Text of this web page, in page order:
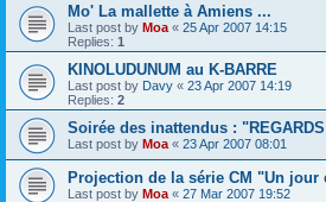
Mo' La mallette à Amiens ...
Last post by Moa « 25 Apr 2007 14:15
Replies: 1
KINOLUDUNUM au K-BARRE
Last post by Davy « 23 Apr 2007 14:19
Replies: 2
Soirée des inattendus :
Last post by Moa « 23 Apr 2007 08:01
Projection de la série CM "Un jour
Last post by Moa « 27 Mar 2007 19:52